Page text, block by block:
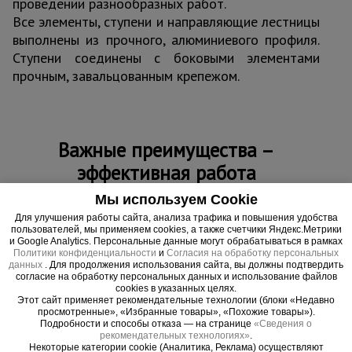
Все элементы, ступени и направляющие лестницы
выполнены из прочного, алюминиевого профиля.
Ступени соединены с боковыми элементами
прочным, завальцованным крепежом.
Важные преимущества –
эффективная работа
Безопасный подъем
Ступени выполнены из прочного алюминиевого профиля и
надежно соединены с боковинами прочным завальцованным
крепежом, обеспечивая максимальную жесткость конструкции
Устойчивость в любой ситуации
В конструкции предусмотрены специальные наконечники,
исключающие смещение и скольжение
Мы используем Cookie
Для улучшения работы сайта, анализа трафика и повышения удобства
пользователей, мы применяем cookies, а также счетчики Яндекс.Метрики
и Google Analytics. Персональные данные могут обрабатываться в рамках
Политики конфиденциальности и Согласия на обработку персональных
данных . Для продолжения использования сайта, вы должны подтвердить
согласие на обработку персональных данных и использование файлов
cookies в указанных целях.
Этот сайт применяет рекомендательные технологии (блоки «Недавно
просмотренные», «Избранные товары», «Похожие товары»).
Подробности и способы отказа — на странице «Сведения о
рекомендательных технологиях».
Некоторые категории cookie (Аналитика, Реклама) осуществляют